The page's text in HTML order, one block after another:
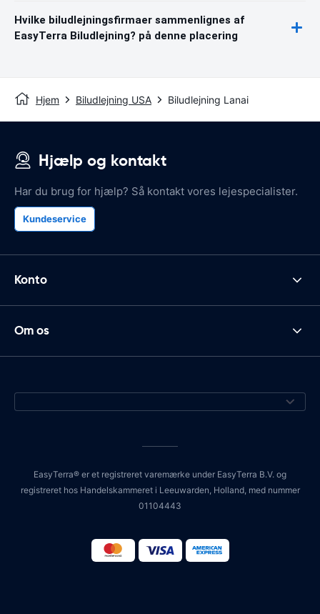
Hvilke biludlejningsfirmaer sammenlignes af
EasyTerra Biludlejning? på denne placering
Hjem Biludlejning USA Biludlejning Lanai
Hjælp og kontakt
Har du brug for hjælp? Så kontakt vores lejespecialister.
Kundeservice
Konto
Om os
EasyTerra® er et registreret varemærke under EasyTerra B.V. og
registreret hos Handelskammeret i Leeuwarden, Holland, med nummer
01104443